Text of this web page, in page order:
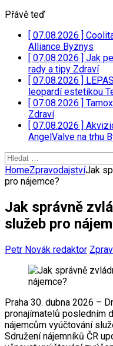
Přávě teď
[ 07.08.2026 ]
Alliance Byznys
[ 07.08.2026 ] Jak
rady a tipy Zdraví
[ 07.08.2026 ]
leopardí estetikou
[ 07.08.2026 ]
Zdraví
[ 07.08.2026 ]
AngelValve na trhu
Vyhledávání
HomeZpravodajstvíJak
pro nájemce?
Jak správně
služeb pro
Petr Novák redaktor
Praha 30. dubna 2026 –
pronajímatelů posledním
nájemcům vyúčtování
Sdružení nájemníků ČR